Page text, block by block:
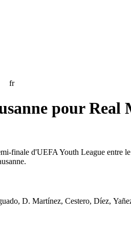
fr
pour
finale d'UEFA Youth League entre
D. Martínez, Cestero, Díez,